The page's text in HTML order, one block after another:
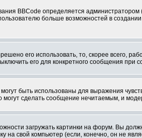
BBCode определяется
больше возможностей в
его использовать, то, скорее всего,
его для конкретного сообщения при
быть использованы для выражения
могут сделать сообщение нечитаемым, и
загружать картинки на форум. Вы
на свой компьютер (если, конечно, он не